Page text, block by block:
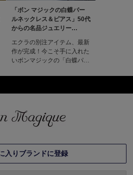
「ボン マジックの白蝶パー
ルネックレス＆ピアス」50代
からの名品ジュエリー
エクラの別注アイテム、最新
作が完成！今こそ手に入れた
いボンマジックの「白蝶パー
華やかな気品をプラスしてく
心地よいロングネックレス
と、2WAYで楽しめる 技あり
入りブランドに登録